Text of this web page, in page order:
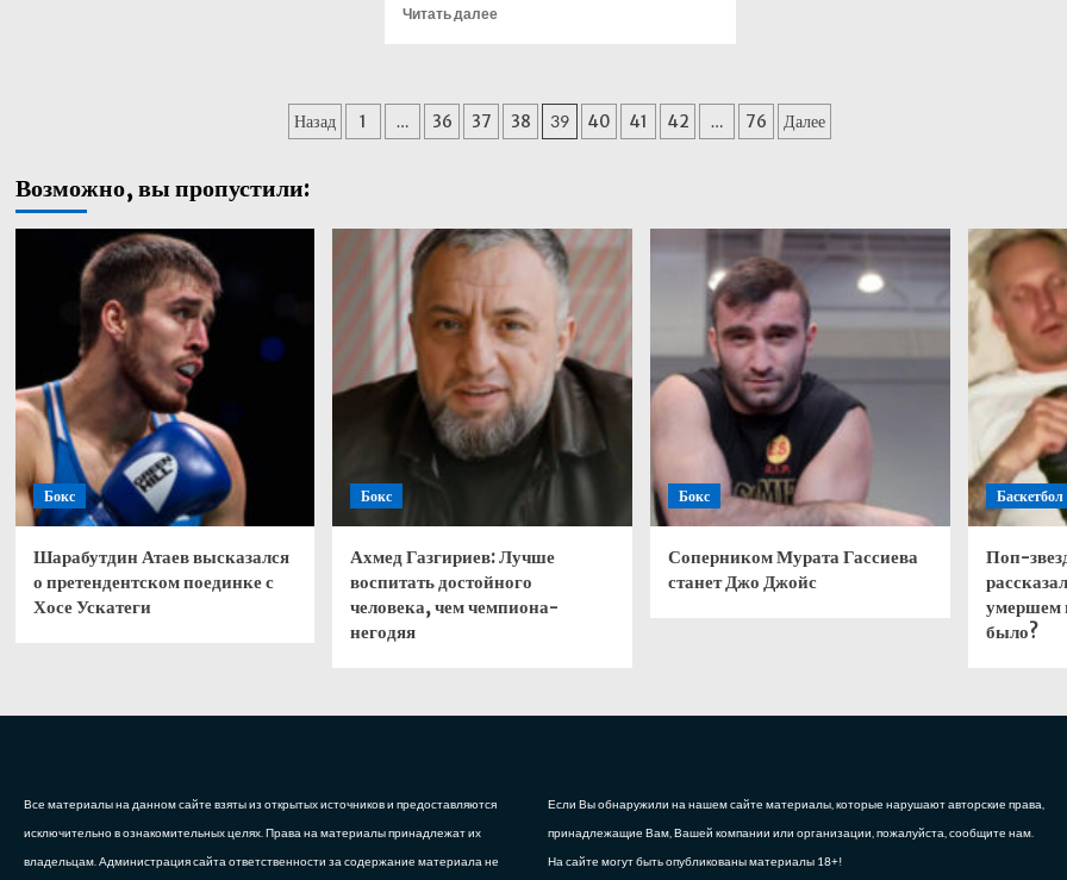
Читать далееПрочитать
переходит
своего
лидера
даром
—
и
повторяет
прежние
ошибки
Пагинация
Назад 1 … 36 37 38 39 40 41 42 … 76 Далее
Возможно, вы пропустили:
Бокс
Шарабутдин Атаев высказался
о претендентском поединке с
Хосе Ускатеги
Бокс
Ахмед Газгириев: Лучше
воспитать достойного
человека, чем чемпиона-
негодяя
Бокс
Соперником Мурата Гассиева
станет Джо Джойс
Баскетбол
Поп-
умершем
было?
Все материалы на данном сайте взяты из открытых источников и предоставляются
исключительно в ознакомительных целях. Права на материалы принадлежат их
владельцам. Администрация сайта ответственности за содержание материала не
Если Вы обнаружили на нашем сайте материалы, которые нарушают авторские права,
принадлежащие Вам, Вашей компании или организации, пожалуйста, сообщите нам.
На сайте могут быть опубликованы материалы 18+!